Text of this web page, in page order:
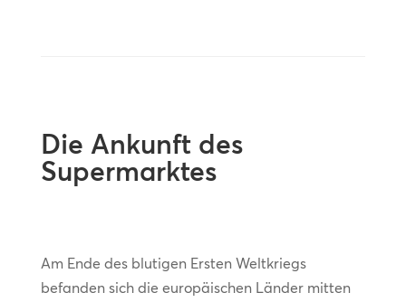
Die Ankunft des
Supermarktes
Am Ende des blutigen Ersten Weltkriegs
befanden sich die europäischen Länder mitten